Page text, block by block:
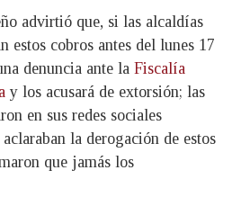
advirtió que, si las alcaldías
estos cobros antes del lunes 17
denuncia ante la Fiscalía
y los acusará de extorsión; las
en sus redes sociales
la derogación de estos
que jamás los